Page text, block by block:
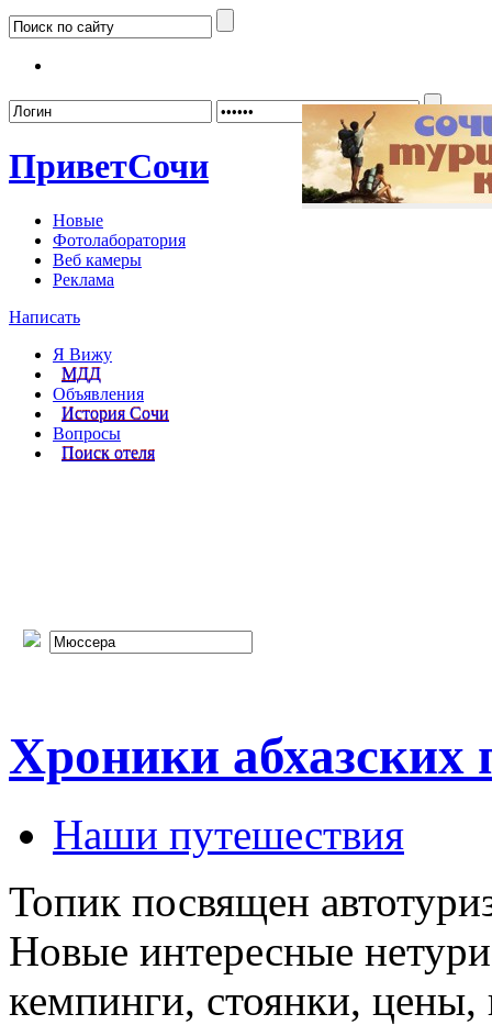
ПриветСочи
Новые
Фотолаборатория
Веб камеры
Реклама
Написать
Я Вижу
МДД
Объявления
История Сочи
Вопросы
Поиск отеля
Хроники абхазских
Наши путешествия
Топик посвящен
Новые интересные
кемпинги, стоянки, цены,